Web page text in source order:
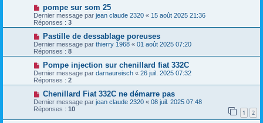
pompe sur som 25
Dernier message par jean claude 2320 « 15 août 2025 21:36
Réponses : 3
Pastille de dessablage poreuses
Dernier message par thierry 1968 « 01 août 2025 07:20
Réponses : 8
Pompe injection sur chenillard fiat 332C
Dernier message par darnaureisch « 26 juil. 2025 07:32
Réponses : 2
Chenillard Fiat 332C ne démarre pas
Dernier message par jean claude 2320 « 08 juil. 2025 07:48
Réponses : 10 1 2